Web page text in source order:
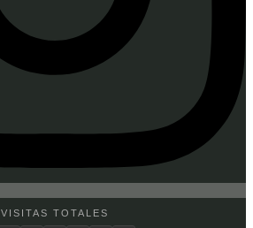
VISITAS TOTALES